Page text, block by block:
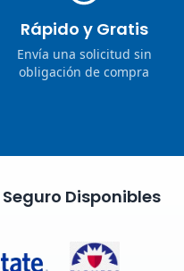
Rápido y Gratis
Envía una solicitud sin
obligación de compra
Disponibles